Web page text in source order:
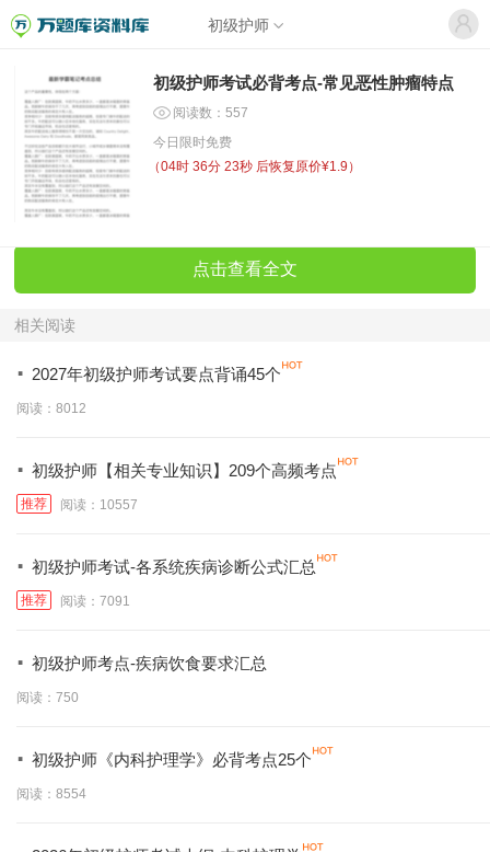
初级护师
初级护师考试必背考点-常见恶性肿瘤特点
阅读数：557
今日限时免费
（04时 36分 23秒 后恢复原价¥1.9）
点击查看全文
相关阅读
· 2027年初级护师考试要点背诵45个
阅读：8012
· 初级护师【相关专业知识】209个高频考点
推荐 阅读：10557
· 初级护师考试-各系统疾病诊断公式汇总
推荐 阅读：7091
· 初级护师考点-疾病饮食要求汇总
阅读：750
· 初级护师《内科护理学》必背考点25个
阅读：8554